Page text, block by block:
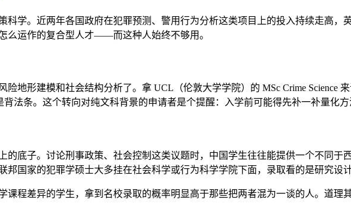
学。近两年各国政府在犯罪预测、警用行为分析这类项目上的投入持续走高，
么运作的复合型人才——而这种人始终不够用。
地形建模和社会结构分析了。拿 UCL（伦敦大学学院）的 MSc Crime Science
法条。这个转向对纯文科背景的申请者是个提醒：入学前可能得先补一补量化方
底子。讨论刑事政策、社会控制这类议题时，中国学生往往能提供一个不同于
国家的犯罪学硕士大多挂在社会科学或行为科学学院下面，录取看的是研究设
程差异的学生，拿到名校录取的概率明显高于那些把两者混为一谈的人。道理